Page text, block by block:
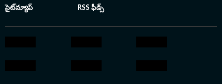
యూజర్లకు ఉపయోగపడే వార్తలను అందించడంలో
సైట్‌మ్యాప్ RSS ఫీడ్స్